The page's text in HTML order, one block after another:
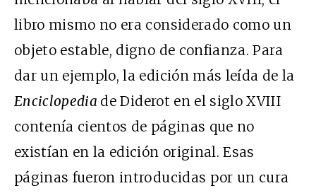
libro mismo no era considerado como un
objeto estable, digno de confianza. Para
dar un ejemplo, la edición más leída de la
Enciclopedia de Diderot en el siglo XVIII
contenía cientos de páginas que no
existían en la edición original. Esas
páginas fueron introducidas por un cura